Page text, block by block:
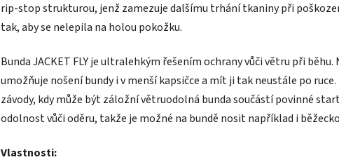
rip-stop strukturou, jenž zamezuje dalšímu trhání tkaniny při
tak, aby se nelepila na holou pokožku.
Bunda JACKET FLY je ultralehkým řešením ochrany vůči větru při
umožňuje nošení bundy i v menší kapsičce a mít ji tak neustále po
závody, kdy může být záložní větruodolná bunda součástí povinné
odolnost vůči oděru, takže je možné na bundě nosit například i
Vlastnosti: